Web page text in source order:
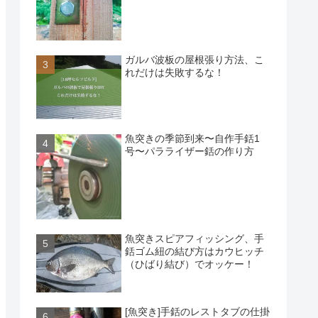
ガルバ波板の屋根張り方法、こ
れだけは失敗するな！
魚突きの季節到来〜自作手銛1
号〜パラライザー銛の作り方
魚突きスピアフィッシング、手
銛ゴム紐の結び方はカウヒッチ
（ひばり結び）でオッケー！
[魚突き]手銛のレストタブの仕掛